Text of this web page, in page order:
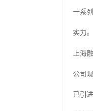
一系
实力。
上海
公司现
已引